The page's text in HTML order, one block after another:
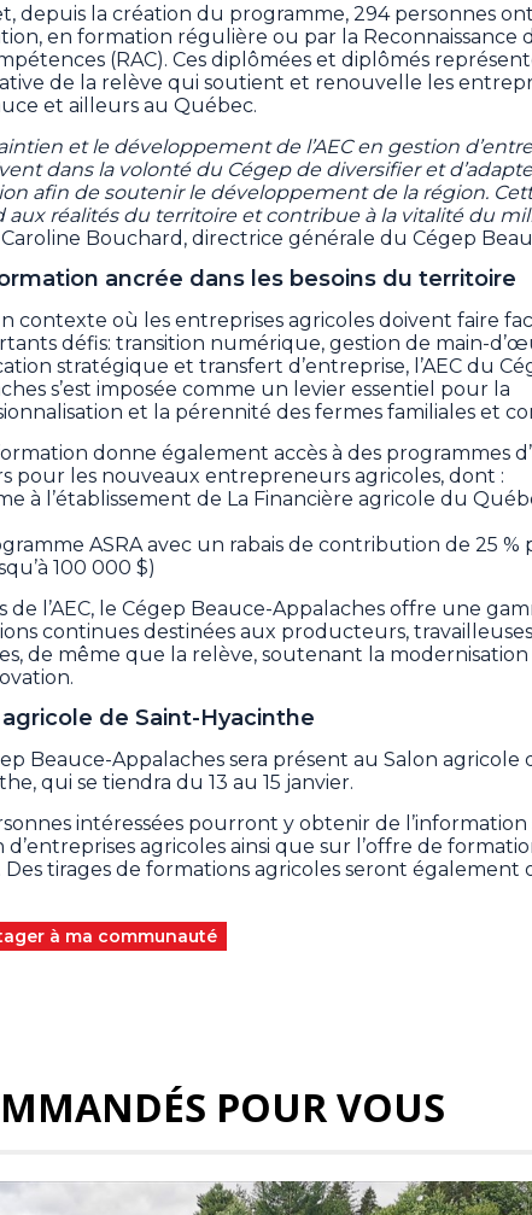
depuis la création du programme, 294 personnes
en formation régulière ou par la Reconnaissance
(RAC). Ces diplômées et diplômés
de la relève qui soutient et renouvelle les
et ailleurs au Québec.
et le développement de l’AEC en gestion
dans la volonté du Cégep de diversifier et
afin de soutenir le développement de la région.
aux réalités du territoire et contribue à la vitalité du
Bouchard, directrice générale du Cégep
ancrée dans les besoins du territoire
contexte où les entreprises agricoles doivent faire
défis: transition numérique, gestion de main-
stratégique et transfert d’entreprise, l’AEC du
s’est imposée comme un levier essentiel pour la
et la pérennité des fermes familiales et
donne également accès à des programmes
pour les nouveaux entrepreneurs agricoles, dont :
à l’établissement de La Financière agricole du
ASRA avec un rabais de contribution de 25
100 000 $)
de l’AEC, le Cégep Beauce-Appalaches offre une
continues destinées aux producteurs,
de même que la relève, soutenant la
de Saint-Hyacinthe
Beauce-Appalaches sera présent au Salon agricole
qui se tiendra du 13 au 15 janvier.
intéressées pourront y obtenir de l’information
d’entreprises agricoles ainsi que sur l’offre de
Des tirages de formations agricoles seront également
à ma communauté
POUR VOUS